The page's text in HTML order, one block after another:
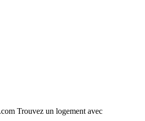
Trouvez un logement avec